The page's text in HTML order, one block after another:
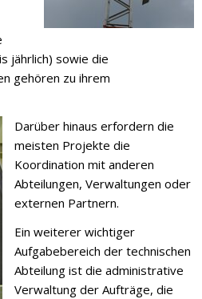
jährlich) sowie die
gehören zu ihrem
Darüber hinaus erfordern die
meisten Projekte die
Koordination mit anderen
Abteilungen, Verwaltungen oder
externen Partnern.
Ein weiterer wichtiger
Aufgabebereich der technischen
Abteilung ist die administrative
Verwaltung der Aufträge, die